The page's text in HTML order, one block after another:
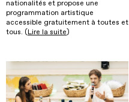
nationalités et propose une
programmation artistique
accessible gratuitement à toutes et
tous. (Lire la suite)